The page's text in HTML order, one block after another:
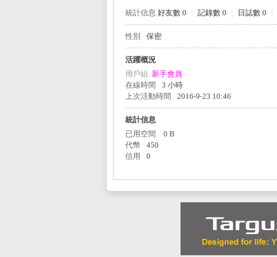
統計信息 好友數 0 | 記錄數 0 | 日誌數 0 |
性別 保密
活躍概況
用戶組 新手會員
在線時間
3 小時
上次活動時間
2016-9-23 10:46
統計信息
已用空間
0 B
代幣
450
信用
0